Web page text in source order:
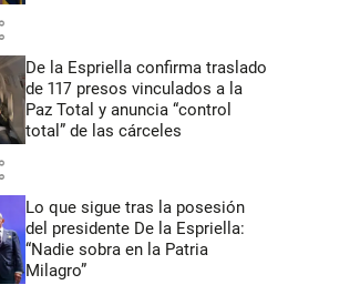
De la Espriella confirma traslado
de 117 presos vinculados a la
Paz Total y anuncia “control
total” de las cárceles
Lo que sigue tras la posesión
del presidente De la Espriella:
“Nadie sobra en la Patria
Milagro”